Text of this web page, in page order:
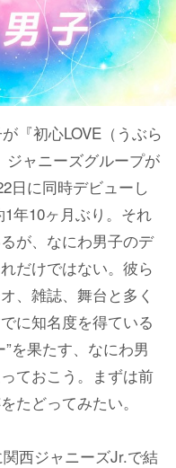
『初心LOVE（うぶら
ャニーズグループが
日に同時デビューし
年10ヶ月ぶり。それ
が、なにわ男子のデ
だけではない。彼ら
、雑誌、舞台と多く
に知名度を得ている
を果たす、なにわ男
ておこう。まずは前
たどってみたい。
西ジャニーズJr.で結